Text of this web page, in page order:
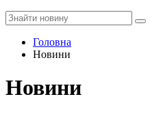
Головна
Новини
Новини